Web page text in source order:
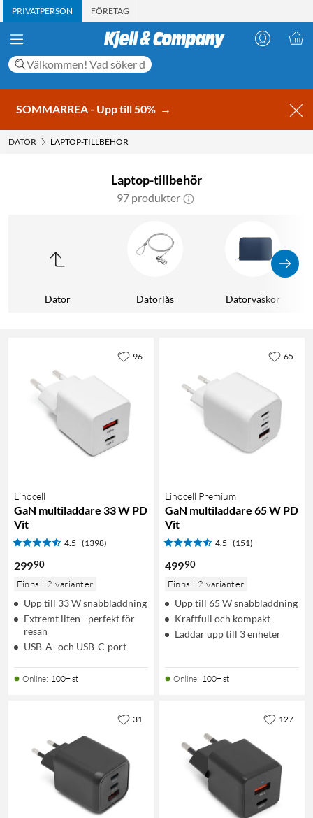
PRIVATPERSON FÖRETAG
SOMMARREA - Upp till 50% →
DATOR LAPTOP-TILLBEHÖR
Laptop-tillbehör
97 produkter
Dator Datorlås Datorväskor
Linocell
GaN multiladdare 33 W PD
Vit
4.5 (1398)
29990
Finns i 2 varianter
Upp till 33 W snabbladdning
Extremt liten - perfekt för
resan
USB-A- och USB-C-port
Online: 100+ st
96
Linocell Premium
GaN multiladdare 65 W PD
Vit
4.5 (151)
49990
Finns i 2 varianter
Upp till 65 W snabbladdning
Kraftfull och kompakt
Laddar upp till 3 enheter
Online: 100+ st
65
31 127